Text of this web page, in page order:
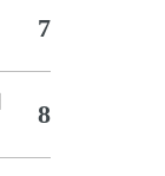
7
8